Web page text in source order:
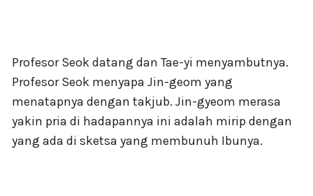
Profesor Seok datang dan Tae-yi menyambutnya.
Profesor Seok menyapa Jin-geom yang
menatapnya dengan takjub. Jin-gyeom merasa
yakin pria di hadapannya ini adalah mirip dengan
yang ada di sketsa yang membunuh Ibunya.